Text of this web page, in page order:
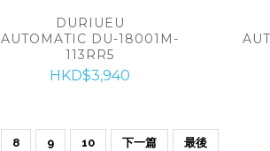
DURIUEU
AUTOMATIC DU-18001M-
113RR5
HKD$3,940
8 9 10 下一篇 最後